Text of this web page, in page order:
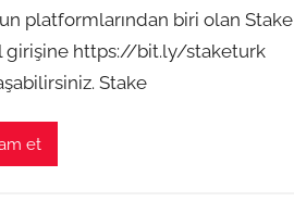
platformlarından biri olan Stake
girişine https://bit.ly/staketurk
Stake
et